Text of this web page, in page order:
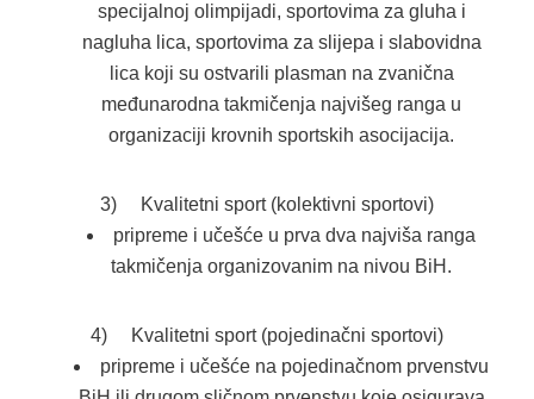
specijalnoj olimpijadi, sportovima za gluha i
nagluha lica, sportovima za slijepa i slabovidna
lica koji su ostvarili plasman na zvanična
međunarodna takmičenja najvišeg ranga u
organizaciji krovnih sportskih asocijacija.
3) Kvalitetni sport (kolektivni sportovi)
pripreme i učešće u prva dva najviša ranga
takmičenja organizovanim na nivou BiH.
4) Kvalitetni sport (pojedinačni sportovi)
pripreme i učešće na pojedinačnom prvenstvu